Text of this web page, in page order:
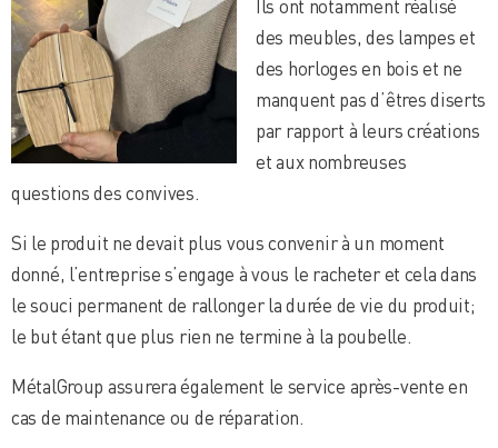
Ils ont notamment réalisé
des meubles, des lampes et
des horloges en bois et ne
manquent pas d’êtres diserts
par rapport à leurs créations
et aux nombreuses
questions des convives.
Si le produit ne devait plus vous convenir à un moment
donné, l’entreprise s’engage à vous le racheter et cela dans
le souci permanent de rallonger la durée de vie du produit;
le but étant que plus rien ne termine à la poubelle.
MétalGroup assurera également le service après-vente en
cas de maintenance ou de réparation.